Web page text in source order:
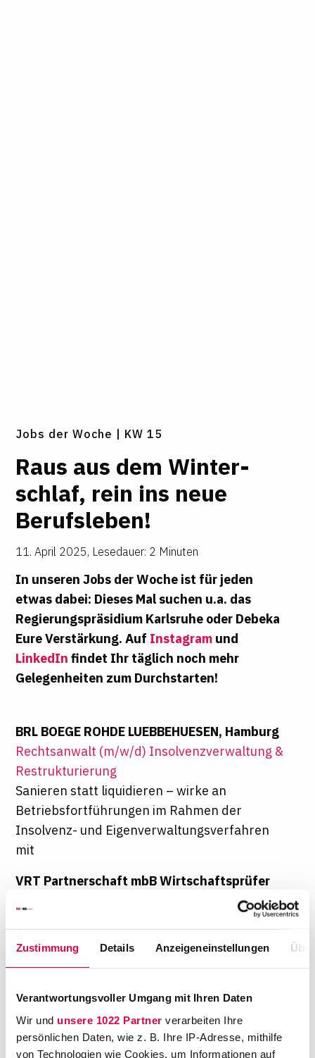
Zustimmung Details Anzeigeneinstellungen
Verantwortungsvoller Umgang mit Ihren Daten
Wir und unsere 1022 Partner verarbeiten Ihre
persönlichen Daten, wie z. B. Ihre IP-Adresse, mithilfe
von Technologien wie Cookies, um Informationen auf
Jobs der Woche | KW 15
Raus aus dem Win­ter­
schlaf, rein ins neue
Berufs­leben!
11. April 2025, Lesedauer: 2 Minuten
In unseren Jobs der Woche ist für jeden
etwas dabei: Dieses Mal suchen u.a. das
Regierungspräsidium Karlsruhe oder Debeka
Eure Verstärkung. Auf Instagram und
LinkedIn findet Ihr täglich noch mehr
Gelegenheiten zum Durchstarten!
BRL BOEGE ROHDE LUEBBEHUESEN, Hamburg
Rechtsanwalt (m/w/d) Insolvenzverwaltung &
Restrukturierung
Sanieren statt liquidieren – wirke an
Betriebsfortführungen im Rahmen der
Insolvenz- und Eigenverwaltungsverfahren
mit
VRT Partnerschaft mbB Wirtschaftsprüfer
Rechtsanwältin / Rechtsanwalt (w/m/d) –
Arbeitsrecht, Sozialversicherungsrecht
Volljurist/-in (w/m/d)
Deine neue Tätigkeit an einer der am